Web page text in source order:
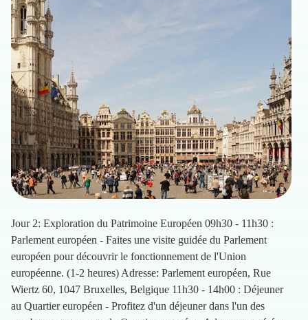
Jour 2: Exploration du Patrimoine Européen 09h30 - 11h30 :
Parlement européen - Faites une visite guidée du Parlement
européen pour découvrir le fonctionnement de l'Union
européenne. (1-2 heures) Adresse: Parlement européen, Rue
Wiertz 60, 1047 Bruxelles, Belgique 11h30 - 14h00 : Déjeuner
au Quartier européen - Profitez d'un déjeuner dans l'un des